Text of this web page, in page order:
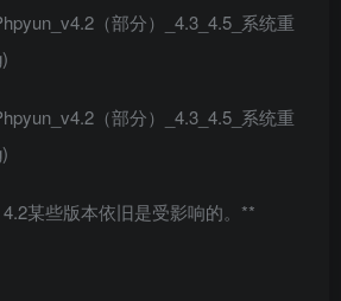
（部分）_4.3_4.5_系统重
（部分）_4.3_4.5_系统重
某些版本依旧是受影响的。**